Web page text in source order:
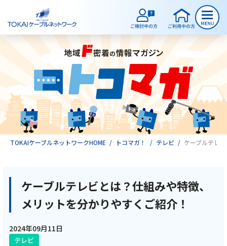
ご検討中のお客様
ご利用中のお客様
サービスのご案内
テレビ
TOKAIケーブルネットワークHOME トコマガ！ テレビ ケーブルテレ
ケーブルテレビとは？仕組みや特徴、
メリットを分かりやすくご紹介！
2024年09月11日
テレビ